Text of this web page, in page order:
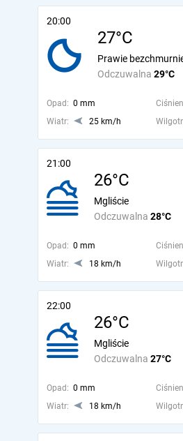
20:00
27°C
Odczuwalna 29°C
Prawie
Opad: 0 mm
Wiatr:
25 km/h
21:00
26°C
Odczuwalna 28°C
Mgliście
Opad: 0 mm
Wiatr:
18 km/h
22:00
26°C
Odczuwalna 27°C
Mgliście
Opad: 0 mm
Wiatr:
18 km/h